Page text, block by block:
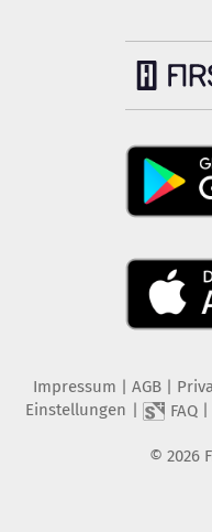
Impressum AGB
Einstellungen
FAQ|
© 2026